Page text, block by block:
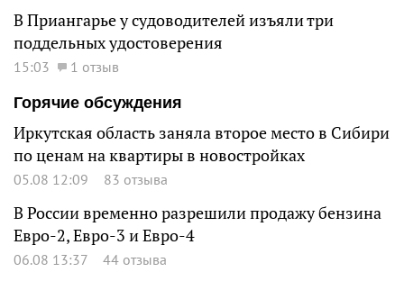
В Приангарье у судоводителей изъяли три
поддельных удостоверения
15:03
1 отзыв
Горячие обсуждения
Иркутская область заняла второе место в Сибири
по ценам на квартиры в новостройках
05.08 12:09 83 отзыва
В России временно разрешили продажу бензина
Евро-2, Евро-3 и Евро-4
06.08 13:37 44 отзыва